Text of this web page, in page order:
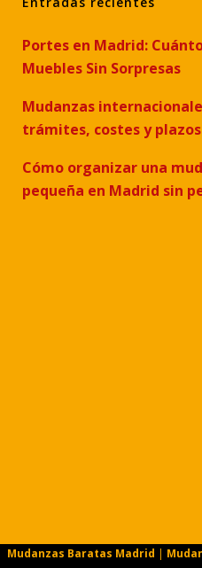
Portes en Madrid:
Muebles Sin Sorpresas
Mudanzas
trámites, costes y
Cómo organizar una
pequeña en Madrid sin
Mudanzas Baratas Madrid |